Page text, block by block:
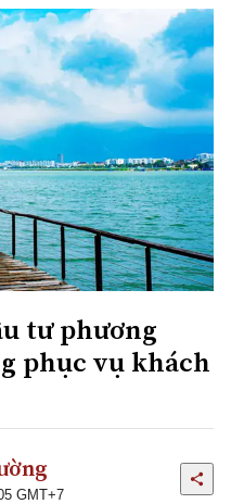
tư phương
phục vụ khách
GMT+7